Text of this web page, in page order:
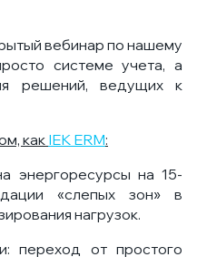
вебинар по нашему
системе учета, а
решений, ведущих к
как IEK ERM:
энергоресурсы на 15-
«слепых зон» в
нагрузок.
переход от простого